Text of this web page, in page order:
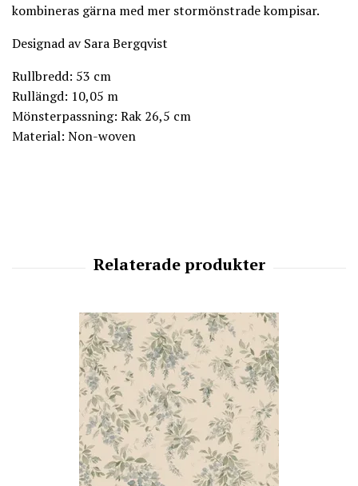
kombineras gärna med mer stormönstrade kompisar.
Designad av Sara Bergqvist
Rullbredd: 53 cm
Rullängd: 10,05 m
Mönsterpassning: Rak 26,5 cm
Material: Non-woven